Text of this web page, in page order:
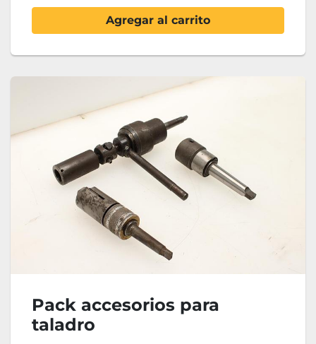
Agregar al carrito
Pack accesorios para
taladro